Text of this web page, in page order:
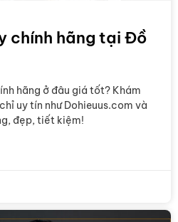
chính hãng tại Đồ
hãng ở đâu giá tốt? Khám
uy tín như Dohieuus.com và
đẹp, tiết kiệm!